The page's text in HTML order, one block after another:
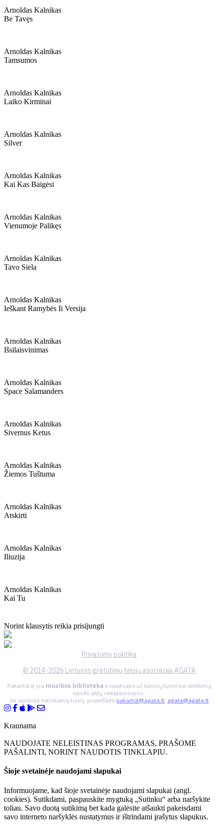
Arnoldas Kalnikas
Be Tavęs
Arnoldas Kalnikas
Tamsumos
Arnoldas Kalnikas
Laiko Kirminai
Arnoldas Kalnikas
Silver
Arnoldas Kalnikas
Kai Kas Baigėsi
Arnoldas Kalnikas
Vienumoje Palikęs
Arnoldas Kalnikas
Tavo Siela
Arnoldas Kalnikas
Ieškant Ramybės Ii Versija
Arnoldas Kalnikas
Išsilaisvinimas
Arnoldas Kalnikas
Space Salamanders
Arnoldas Kalnikas
Sivernus Ketus
Arnoldas Kalnikas
Žiemos Tuštuma
Arnoldas Kalnikas
Atskirti
Arnoldas Kalnikas
Iliuzija
Arnoldas Kalnikas
Kai Tu
Norint klausytis reikia prisijungti
Privatumo politika
© 2014-2026 Lietuvos gretutinių teisių asociacija AGATA
Pakartot.lt yra muzikos biblioteka ir neatsako už kūrinių turinį bei atitikimą
teisės aktų reikalavimams.
Jei aptikote netinkamą turinį, praneškite pakartot@agata.lt, agata@agata.lt
Kraunama
NAUDOJATE NELEISTINAS PROGRAMAS, PRAŠOME
PAŠALINTI, NORINT NAUDOTIS TINKLAPIU.
Šioje svetainėje naudojami slapukai
Informuojame, kad šioje svetainėje naudojami slapukai (angl.
cookies). Sutikdami, paspauskite mygtuką „Sutinku“ arba naršykite
toliau. Savo duotą sutikimą bet kada galėsite atšaukti pakeisdami
savo interneto naršyklės nustatymus ir ištrindami įrašytus slapukus.